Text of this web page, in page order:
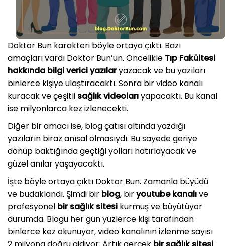
Doktor Bun karakteri böyle ortaya çıktı. Bazı
amaçları vardı Doktor Bun’un. Öncelikle Tıp Fakültesi
hakkında bilgi verici yazılaryazacak ve bu yazıları
binlerce kişiye ulaştıracaktı. Sonra bir video kanalı
kuracak ve çeşitli sağlık videolarıyapacaktı. Bu kanal
ise milyonlarca kez izlenecekti.
Diğer bir amacı ise, blog çatısı altında yazdığı
yazıların biraz anısal olmasıydı. Bu sayede geriye
dönüp baktığında geçtiği yolları hatırlayacak ve
güzel anılar yaşayacaktı.
İşte böyle ortaya çıktı Doktor Bun. Zamanla büyüdü
ve budaklandı. Şimdi bir blog, biryoutube kanalıve
profesyonel bir sağlık sitesi kurmuş ve büyütüyor
durumda. Blogu her gün yüzlerce kişi tarafından
binlerce kez okunuyor, video kanalının izlenme sayısı